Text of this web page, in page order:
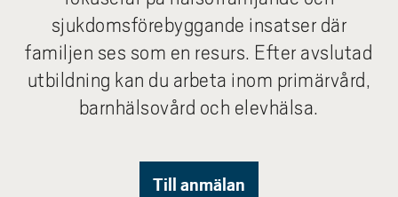
sjukdomsförebyggande insatser där
familjen ses som en resurs. Efter avslutad
utbildning kan du arbeta inom primärvård,
barnhälsovård och elevhälsa.
Till anmälan